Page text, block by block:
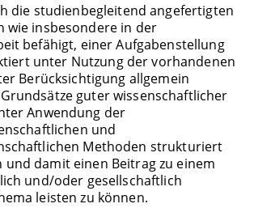
die studienbegleitend angefertigten
wie insbesondere in der
befähigt, einer Aufgabenstellung
unter Nutzung der vorhandenen
Berücksichtigung allgemein
guter wissenschaftlicher
Anwendung der
und
Methoden strukturiert
und damit einen Beitrag zu einem
und/oder gesellschaftlich
leisten zu können.